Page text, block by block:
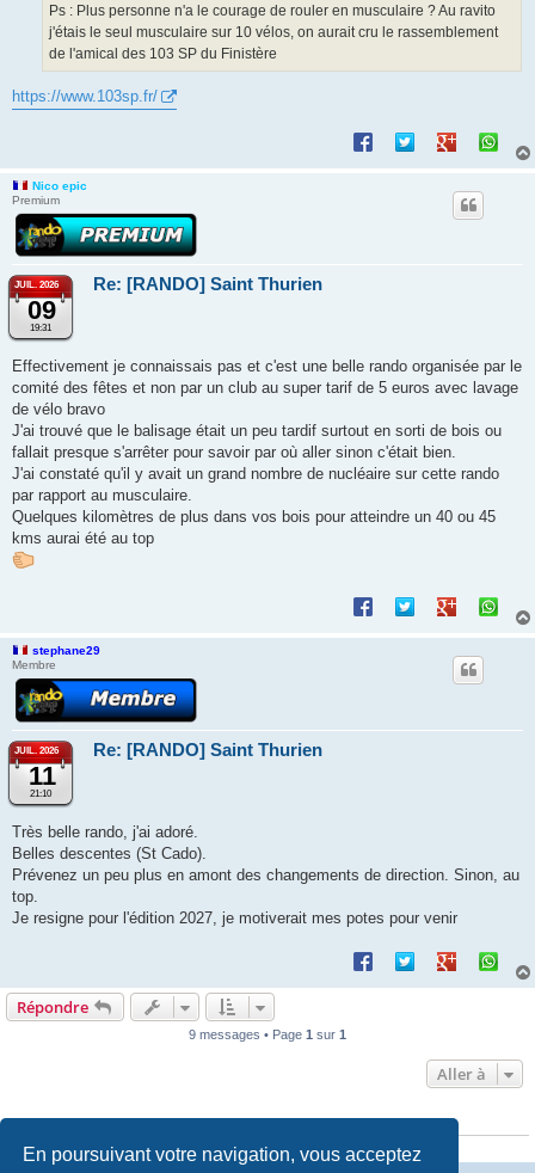
En poursuivant votre navigation, vous acceptez
Ps : Plus personne n'a le courage de rouler en musculaire ? Au ravito
j'étais le seul musculaire sur 10 vélos, on aurait cru le rassemblement
de l'amical des 103 SP du Finistère
https://www.103sp.fr/
Nico epic
Premium
JUIL. 2026
09
19:31
Re: [RANDO] Saint Thurien
Effectivement je connaissais pas et c'est une belle rando organisée par le
comité des fêtes et non par un club au super tarif de 5 euros avec lavage
de vélo bravo
J'ai trouvé que le balisage était un peu tardif surtout en sorti de bois ou
fallait presque s'arrêter pour savoir par où aller sinon c'était bien.
J'ai constaté qu'il y avait un grand nombre de nucléaire sur cette rando
par rapport au musculaire.
Quelques kilomètres de plus dans vos bois pour atteindre un 40 ou 45
kms aurai été au top
stephane29
Membre
JUIL. 2026
11
21:10
Re: [RANDO] Saint Thurien
Très belle rando, j'ai adoré.
Belles descentes (St Cado).
Prévenez un peu plus en amont des changements de direction. Sinon, au
top.
Je resigne pour l'édition 2027, je motiverait mes potes pour venir
Répondre
9 messages • Page 1 sur 1
Aller à
Utilisateurs parcourant ce forum : Aucun utilisateur enregistré et 21 invités